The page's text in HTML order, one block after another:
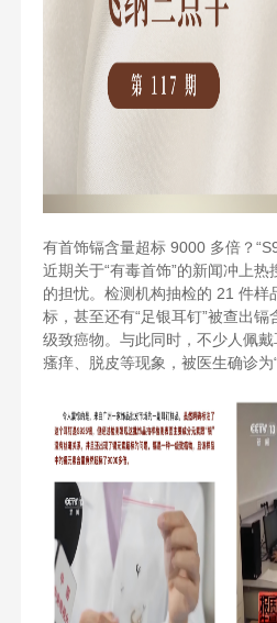
有首饰镉含量超标 9000 多倍？
近期关于“有毒首饰”的新闻冲上
的担忧。检测机构抽检的 21 件样
标，甚至还有“足银耳钉”被查出
级致癌物。与此同时，不少人佩戴
瘙痒、脱皮等现象，被医生确诊为“